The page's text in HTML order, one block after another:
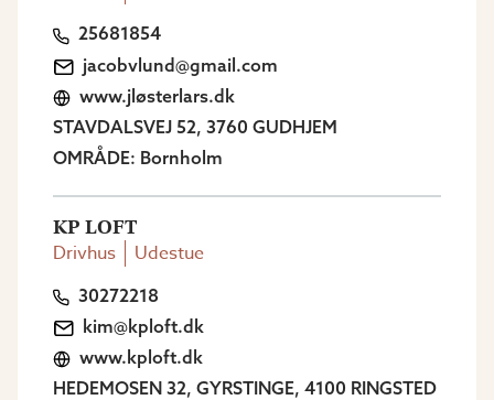
25681854
jacobvlund@gmail.com
www.jløsterlars.dk
STAVDALSVEJ 52, 3760 GUDHJEM
OMRÅDE: Bornholm
KP LOFT
Drivhus Udestue
30272218
kim@kploft.dk
www.kploft.dk
HEDEMOSEN 32, GYRSTINGE, 4100 RINGSTED